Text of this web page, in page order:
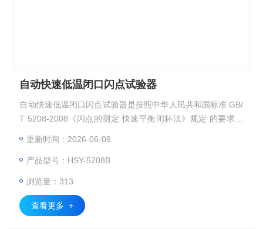
自动快速低温闭口闪点试验器
自动快速低温闭口闪点试验器是按照中华人民共和国标准 GB/
T 5208-2008《闪点的测定 快速平衡闭杯法》规定 的要求设
能够满足石油、化工、涂料、油漆、铁路、航空、电力、商
更新时间：2026-06-09
产品型号：HSY-5208B
浏览量：313
查看更多 +